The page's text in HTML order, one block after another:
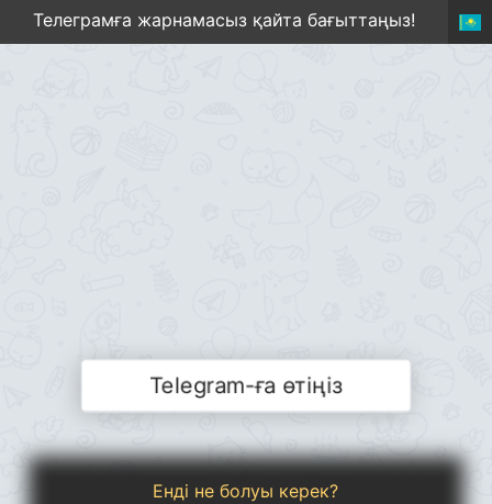
Телеграмға жарнамасыз қайта бағыттаңыз!
Telegram-ға өтіңіз
Енді не болуы керек?